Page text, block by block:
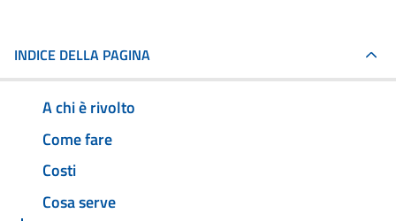
INDICE DELLA PAGINA
A chi è rivolto
Come fare
Costi
Cosa serve